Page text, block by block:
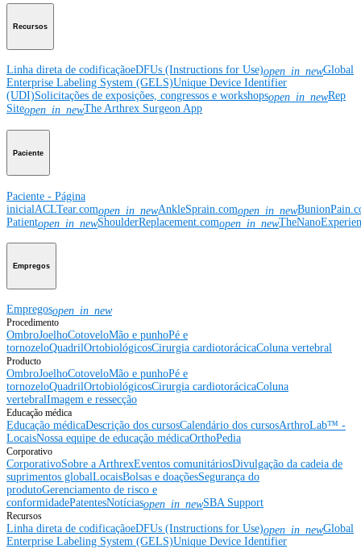
Recursos
Linha direta de codificaçãoeDFUs (Instructions for Use)open_in_newGlobal
Enterprise Labeling System (GELS)Unique Device Identifier
(UDI)Solicitações de exposições, congressos e workshopsopen_in_newRep
Siteopen_in_newThe Arthrex Surgeon App
Paciente
Paciente - Página
inicial ACLTear.comopen_in_newAnkleSprain.comopen_in_new
Patientopen_in_newShoulderReplacement.comopen_in_new
Empregos
Empregosopen_in_new
Procedimento
OmbroJoelhoCotoveloMão e punhoPé e
tornozeloQuadrilOrtobiológicosCirurgia cardiotorácicaColuna vertebral
Producto
OmbroJoelhoCotoveloMão e punhoPé e
tornozeloQuadrilOrtobiológicosCirurgia cardiotorácicaColuna
vertebralImagem e ressecção
Educação médica
Educação médicaDescrição dos cursosCalendário dos cursosArthroLab™ -
LocaisNossa equipe de educação médicaOrthoPedia
Corporativo
CorporativoSobre a ArthrexEventos comunitáriosDivulgação da cadeia de
suprimentos globalLocaisBolsas e doaçõesSegurança do
produtoGerenciamento de risco e
conformidadePatentesNotíciasopen_in_newSBA Support
Recursos
Linha direta de codificaçãoeDFUs (Instructions for Use)open_in_newGlobal
Enterprise Labeling System (GELS)Unique Device Identifier